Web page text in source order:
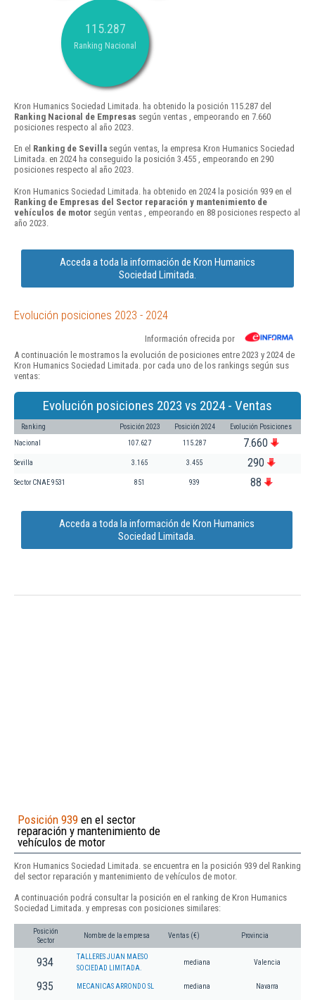
115.287
Ranking Nacional
Kron Humanics Sociedad Limitada. ha obtenido la posición 115.287 del
Ranking Nacional de Empresas según ventas , empeorando en 7.660
posiciones respecto al año 2023.
En el Ranking de Sevilla según ventas, la empresa Kron Humanics Sociedad
Limitada. en 2024 ha conseguido la posición 3.455 , empeorando en 290
posiciones respecto al año 2023.
Kron Humanics Sociedad Limitada. ha obtenido en 2024 la posición 939 en el
Ranking de Empresas del Sector reparación y mantenimiento de
vehículos de motor según ventas , empeorando en 88 posiciones respecto al
año 2023.
Acceda a toda la información de Kron Humanics
Sociedad Limitada.
Evolución posiciones 2023 - 2024
Información ofrecida por
A continuación le mostramos la evolución de posiciones entre 2023 y 2024 de
Kron Humanics Sociedad Limitada. por cada uno de los rankings según sus
ventas:
Evolución posiciones 2023 vs 2024 - Ventas
Ranking Posición 2023 Posición 2024 Evolución Posiciones
Nacional 107.627 115.287 7.660
Sevilla 3.165 3.455 290
Sector CNAE 9531 851 939 88
Acceda a toda la información de Kron Humanics
Sociedad Limitada.
Posición 939 en el sector
reparación y mantenimiento de
vehículos de motor
Kron Humanics Sociedad Limitada. se encuentra en la posición 939 del Ranking
del sector reparación y mantenimiento de vehículos de motor.
A continuación podrá consultar la posición en el ranking de Kron Humanics
Sociedad Limitada. y empresas con posiciones similares:
Posición
Sector
Nombre de la empresa Ventas (€) Provincia
934
TALLERES JUAN MAESO
SOCIEDAD LIMITADA.
mediana Valencia
935 MECANICAS ARRONDO SL mediana Navarra